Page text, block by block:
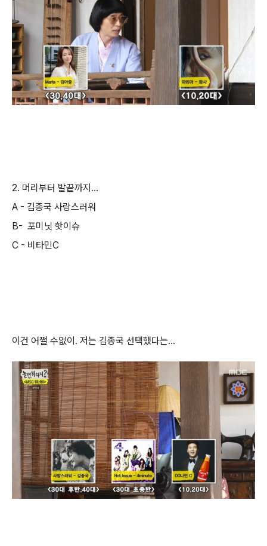
2. 머리부터 발끝까지...
A - 김종국 사랑스러워
B- 포미닛 핫이슈
C - 비타민C
이건 어쩔 수없이. 저는 김종국 선택했다는...